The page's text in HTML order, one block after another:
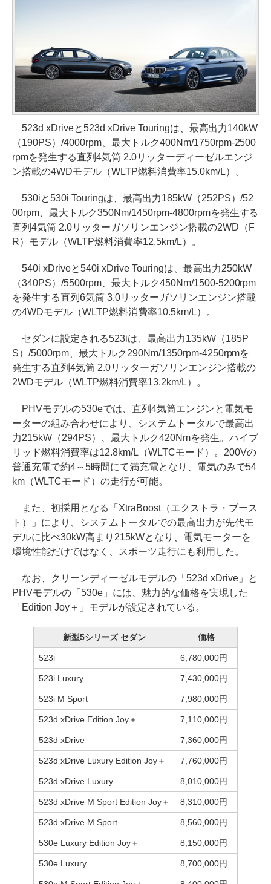
523d xDriveと523d xDrive Touringは、最高出力140kW
（190PS）/4000rpm、最大トルク400Nm/1750rpm-2500
rpmを発生する直列4気筒 2.0リッターディーゼルエンジ
ン搭載の4WDモデル（WLTP燃料消費率15.0km/L）。
530iと530i Touringは、最高出力185kW（252PS）/52
00rpm、最大トルク350Nm/1450rpm-4800rpmを発生する
直列4気筒 2.0リッターガソリンエンジン搭載の2WD（F
R）モデル（WLTP燃料消費率12.5km/L）。
540i xDriveと540i xDrive Touringは、最高出力250kW
（340PS）/5500rpm、最大トルク450Nm/1500-5200rpm
を発生する直列6気筒 3.0リッターガソリンエンジン搭載
の4WDモデル（WLTP燃料消費率10.5km/L）。
セダンに設定される523iは、最高出力135kW（185P
S）/5000rpm、最大トルク290Nm/1350rpm-4250rpmを
発生する直列4気筒 2.0リッターガソリンエンジン搭載の
2WDモデル（WLTP燃料消費率13.2km/L）。
PHVモデルの530eでは、直列4気筒エンジンと電気モ
ーターの組み合わせにより、システムトータルで最高出
力215kW（294PS）、最大トルク420Nmを発生。ハイブ
リッド燃料消費率は12.8km/L（WLTCモード）。200Vの
普通充電で約4～5時間にて満充電となり、電気のみで54
km（WLTCモード）の走行が可能。
また、初採用となる「XtraBoost（エクストラ・ブース
ト）」により、システムトータルでの最高出力が先代モ
デルに比べ30kW高まり215kWとなり、電気モーターを
環境性能だけではなく、スポーツ走行にも利用した。
なお、クリーンディーゼルモデルの「523d xDrive」と
PHVモデルの「530e」には、魅力的な価格を実現した
「Edition Joy＋」モデルが設定されている。
新型5シリーズ セダン 価格
523i 6,780,000円
523i Luxury 7,430,000円
523i M Sport 7,980,000円
523d xDrive Edition Joy＋ 7,110,000円
523d xDrive 7,360,000円
523d xDrive Luxury Edition Joy＋ 7,760,000円
523d xDrive Luxury 8,010,000円
523d xDrive M Sport Edition Joy＋ 8,310,000円
523d xDrive M Sport 8,560,000円
530e Luxury Edition Joy＋ 8,150,000円
530e Luxury 8,700,000円